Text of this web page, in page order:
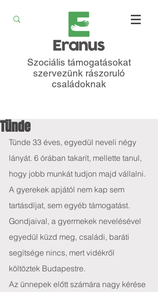
Szociális támogatásokat
szervezünk rászoruló
családoknak
Tünde
Tünde 33 éves, egyedül neveli négy
lányát. 6 órában takarít, mellette tanul,
hogy jobb munkát tudjon majd vállalni.
A gyerekek apjától nem kap sem
tartásdíjat, sem egyéb támogatást.
Gondjaival, a gyermekek nevelésével
egyedül küzd meg, családi, baráti
segítsége nincs, mert vidékről
költöztek Budapestre.
Az ünnepek előtt számára nagy kérése